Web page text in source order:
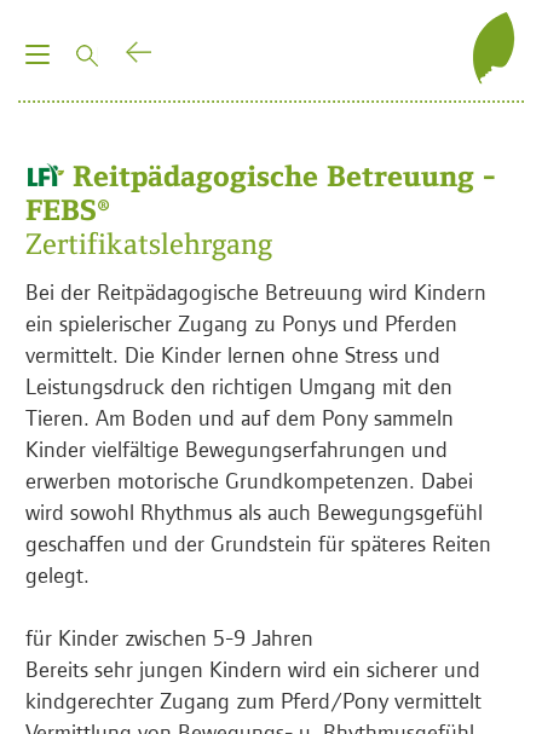
T
e
n
v
i
g
a
i
o
n
Reitpädagogische Betreuung -
FEBS®
Zertifikatslehrgang
Bei der Reitpädagogische Betreuung wird Kindern
ein spielerischer Zugang zu Ponys und Pferden
vermittelt. Die Kinder lernen ohne Stress und
Leistungsdruck den richtigen Umgang mit den
Tieren. Am Boden und auf dem Pony sammeln
Kinder vielfältige Bewegungserfahrungen und
erwerben motorische Grundkompetenzen. Dabei
wird sowohl Rhythmus als auch Bewegungsgefühl
geschaffen und der Grundstein für späteres Reiten
gelegt.
für Kinder zwischen 5-9 Jahren
Bereits sehr jungen Kindern wird ein sicherer und
kindgerechter Zugang zum Pferd/Pony vermittelt